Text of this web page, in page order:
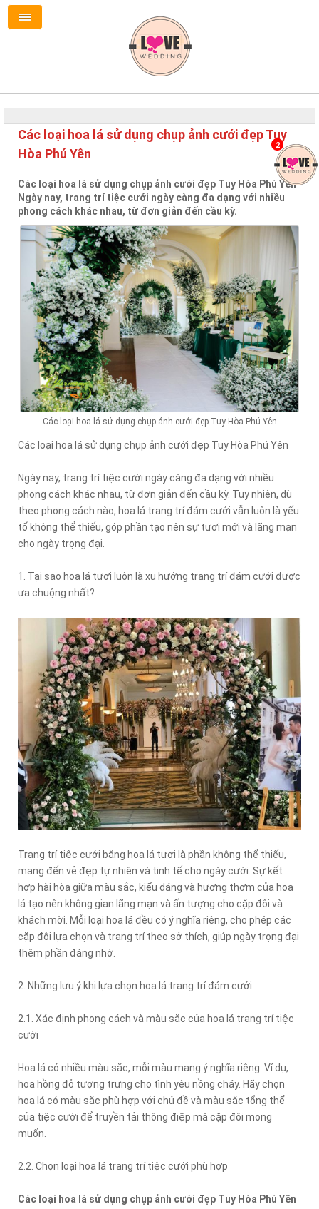
Các loại hoa lá sử dụng chụp ảnh cưới đẹp Tuy
Hòa Phú Yên
Các loại hoa lá sử dụng chụp ảnh cưới đẹp Tuy Hòa Phú Yên
Ngày nay, trang trí tiệc cưới ngày càng đa dạng với nhiều
phong cách khác nhau, từ đơn giản đến cầu kỳ.
Các loại hoa lá sử dụng chụp ảnh cưới đẹp Tuy Hòa Phú Yên
Các loại hoa lá sử dụng chụp ảnh cưới đẹp Tuy Hòa Phú Yên
Ngày nay, trang trí tiệc cưới ngày càng đa dạng với nhiều
phong cách khác nhau, từ đơn giản đến cầu kỳ. Tuy nhiên, dù
theo phong cách nào, hoa lá trang trí đám cưới vẫn luôn là yếu
tố không thể thiếu, góp phần tạo nên sự tươi mới và lãng mạn
cho ngày trọng đại.
1. Tại sao hoa lá tươi luôn là xu hướng trang trí đám cưới được
ưa chuộng nhất?
Trang trí tiệc cưới bằng hoa lá tươi là phần không thể thiếu,
mang đến vẻ đẹp tự nhiên và tinh tế cho ngày cưới. Sự kết
hợp hài hòa giữa màu sắc, kiểu dáng và hương thơm của hoa
lá tạo nên không gian lãng mạn và ấn tượng cho cặp đôi và
khách mời. Mỗi loại hoa lá đều có ý nghĩa riêng, cho phép các
cặp đôi lựa chọn và trang trí theo sở thích, giúp ngày trọng đại
thêm phần đáng nhớ.
2. Những lưu ý khi lựa chọn hoa lá trang trí đám cưới
2.1. Xác định phong cách và màu sắc của hoa lá trang trí tiệc
cưới
Hoa lá có nhiều màu sắc, mỗi màu mang ý nghĩa riêng. Ví dụ,
hoa hồng đỏ tượng trưng cho tình yêu nồng cháy. Hãy chọn
hoa lá có màu sắc phù hợp với chủ đề và màu sắc tổng thể
của tiệc cưới để truyền tải thông điệp mà cặp đôi mong
muốn.
2.2. Chọn loại hoa lá trang trí tiệc cưới phù hợp
Các loại hoa lá sử dụng chụp ảnh cưới đẹp Tuy Hòa Phú Yên
2